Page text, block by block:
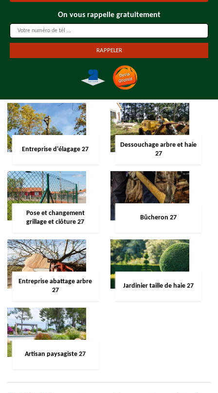
On vous rappelle gratuitement
Entreprise d'élagage 27
Dessouchage arbre et haie
27
Pose et changement
grillage et clôture 27
Bûcheron 27
Entreprise abattage arbre
27
Jardinier taille de haie 27
Artisan paysagiste 27